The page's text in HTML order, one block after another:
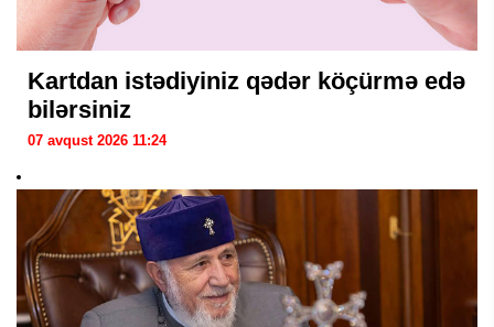
Kartdan istədiyiniz qədər köçürmə edə
bilərsiniz
07 avqust 2026 11:24